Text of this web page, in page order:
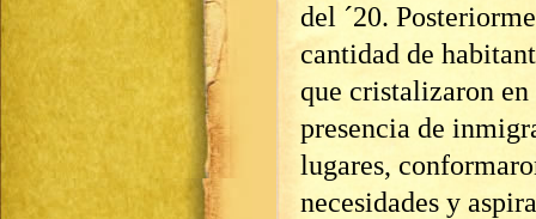
del ´20.
cantidad de
que cristalizaron
presencia de
lugares,
necesidades y